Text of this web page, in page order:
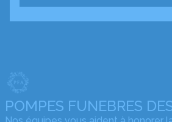
POMPES FUNEBRES